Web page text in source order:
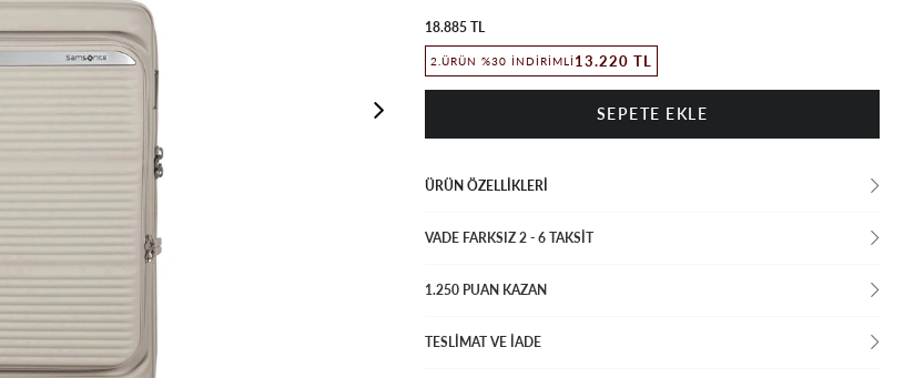
18.885 TL
2.ÜRÜN %30 İNDIRIMLI 13.220 TL
ÜRÜN ÖZELLIKLERI
VADE FARKSIZ 2 - 6 TAKSIT
1.250 PUAN KAZAN
TESLİMAT VE İADE